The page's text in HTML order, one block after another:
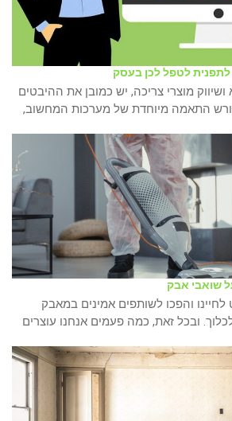
לתפנית לטפל לכן בעסק
מוצרי צריכה, יש כמובן את ההיבטים
התאמה מיוחדת של מערכות המחשוב,
שואבי אבק
והפכו לשותפים אמינים במאבק
ובכל זאת, כמה פעמים אנחנו עוצרים